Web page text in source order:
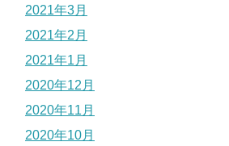
2021年3月
2021年2月
2021年1月
2020年12月
2020年11月
2020年10月